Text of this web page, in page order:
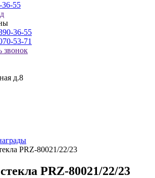
36-55
36-55
53-71
звонок
д.8
PRZ-80021/22/23
PRZ-80021/22/23